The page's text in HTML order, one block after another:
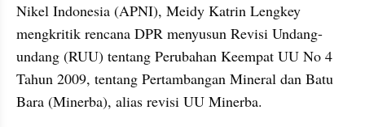
Nikel Indonesia (APNI), Meidy Katrin Lengkey
mengkritik rencana DPR menyusun Revisi Undang-
undang (RUU) tentang Perubahan Keempat UU No 4
Tahun 2009, tentang Pertambangan Mineral dan Batu
Bara (Minerba), alias revisi UU Minerba.